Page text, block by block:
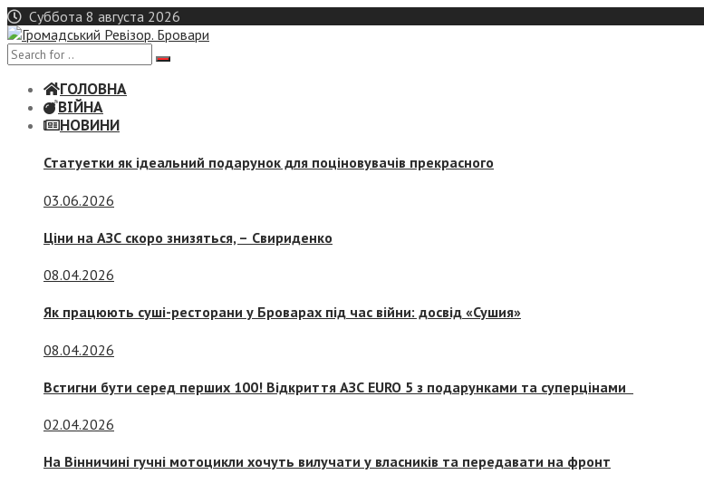
Skip
to
content
Суббота 8 августа 2026
ГОЛОВНА
ВІЙНА
НОВИНИ
Статуетки як ідеальний подарунок для поціновувачів прекрасного
03.06.2026
Ціни на АЗС скоро знизяться, – Свириденко
08.04.2026
Як працюють суші-ресторани у Броварах під час війни: досвід «Сушия»
08.04.2026
Встигни бути серед перших 100! Відкриття АЗС EURO 5 з подарунками та суперцінами
02.04.2026
На Вінничині гучні мотоцикли хочуть вилучати у власників та передавати на фронт